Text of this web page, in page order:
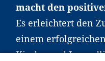
macht den
Es erleichtert den
einem
Kinder und